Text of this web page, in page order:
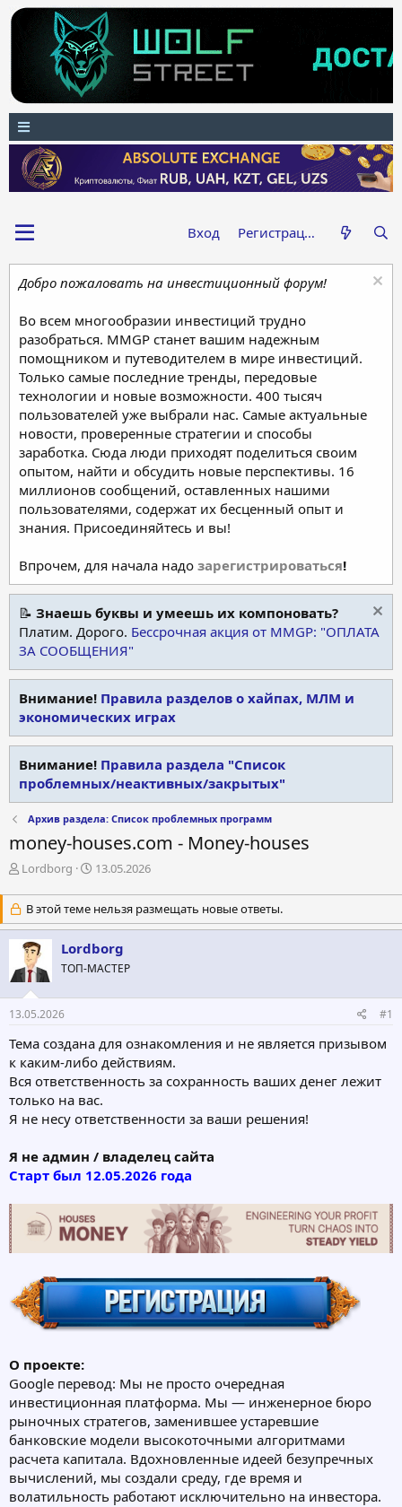
Вход Регистрация
Добро пожаловать на инвестиционный форум!
Во всем многообразии инвестиций трудно
разобраться. MMGP станет вашим надежным
помощником и путеводителем в мире инвестиций.
Только самые последние тренды, передовые
технологии и новые возможности. 400 тысяч
пользователей уже выбрали нас. Самые актуальные
новости, проверенные стратегии и способы
заработка. Сюда люди приходят поделиться своим
опытом, найти и обсудить новые перспективы. 16
миллионов сообщений, оставленных нашими
пользователями, содержат их бесценный опыт и
знания. Присоединяйтесь и вы!
Впрочем, для начала надо зарегистрироваться!
📝 Знаешь буквы и умеешь их компоновать?
Платим. Дорого. Бессрочная акция от MMGP: "ОПЛАТА
ЗА СООБЩЕНИЯ"
Внимание! Правила разделов о хайпах, МЛМ и
экономических играх
Внимание! Правила раздела "Список
проблемных/неактивных/закрытых"
Архив раздела: Список проблемных программ
money-houses.com - Money-houses
А
т
о
р
т
е
м
ы
Lordborg
Д
т
а
н
а
ч
л
13.05.2026
В этой теме нельзя размещать новые ответы.
Lordborg
ТОП-МАСТЕР
13.05.2026 #1
Тема создана для ознакомления и не является призывом
к каким-либо действиям.
Вся ответственность за сохранность ваших денег лежит
только на вас.
Я не несу ответственности за ваши решения!
Я не админ / владелец сайта
Старт был 12.05.2026 года
О проекте:
Google перевод: Мы не просто очередная
инвестиционная платформа. Мы — инженерное бюро
рыночных стратегов, заменившее устаревшие
банковские модели высокоточными алгоритмами
расчета капитала. Вдохновленные идеей безупречных
вычислений, мы создали среду, где время и
волатильность работают исключительно на инвестора.